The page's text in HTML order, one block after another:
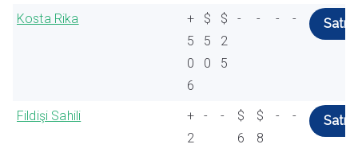
Kosta Rika
+
5
0
6
$
5
0
$
2
5
- - - - Satın
Fildişi Sahili
+
2
- -
$
6
$
8
- - Satın